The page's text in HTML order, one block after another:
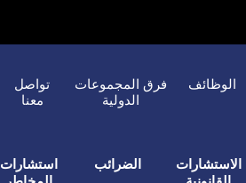
الوظائف
فرق المجموعات
الدولية
تواصل
معنا
الاستشارات
الضرائب
استشارات